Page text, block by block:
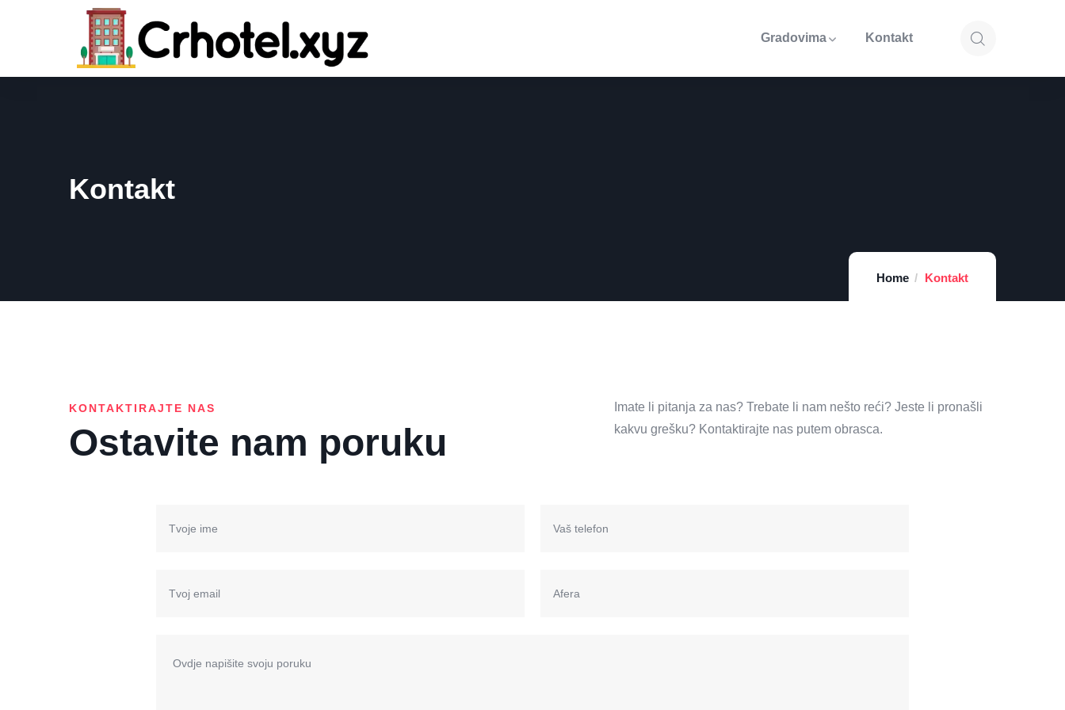
Gradovima Kontakt
Kontakt
Home Kontakt
KONTAKTIRAJTE NAS
Ostavite nam poruku
Imate li pitanja za nas? Trebate li nam nešto reći? Jeste li pronašli
kakvu grešku? Kontaktirajte nas putem obrasca.